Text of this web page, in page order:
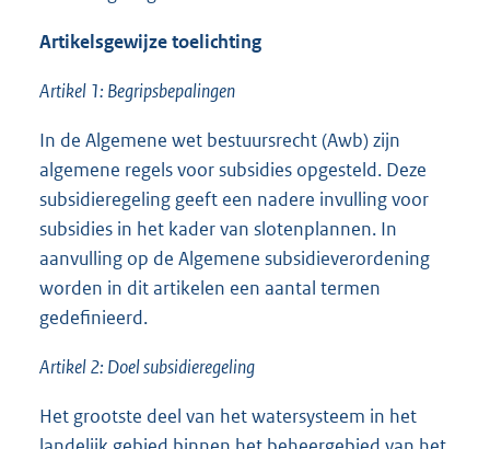
Artikelsgewijze toelichting
Artikel 1: Begripsbepalingen
In de Algemene wet bestuursrecht (Awb) zijn
algemene regels voor subsidies opgesteld. Deze
subsidieregeling geeft een nadere invulling voor
subsidies in het kader van slotenplannen. In
aanvulling op de Algemene subsidieverordening
worden in dit artikelen een aantal termen
gedefinieerd.
Artikel 2: Doel subsidieregeling
Het grootste deel van het watersysteem in het